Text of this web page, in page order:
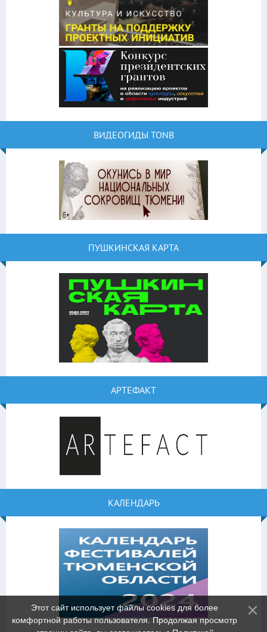
ВИДЕОГИДЫ TONB
ПУШКИНСКАЯ КАРТА
АРТЕФАКТ
КАЛЕНДАРЬ
Этот сайт использует файлы cookies для более
комфортной работы пользователя. Продолжая просмотр